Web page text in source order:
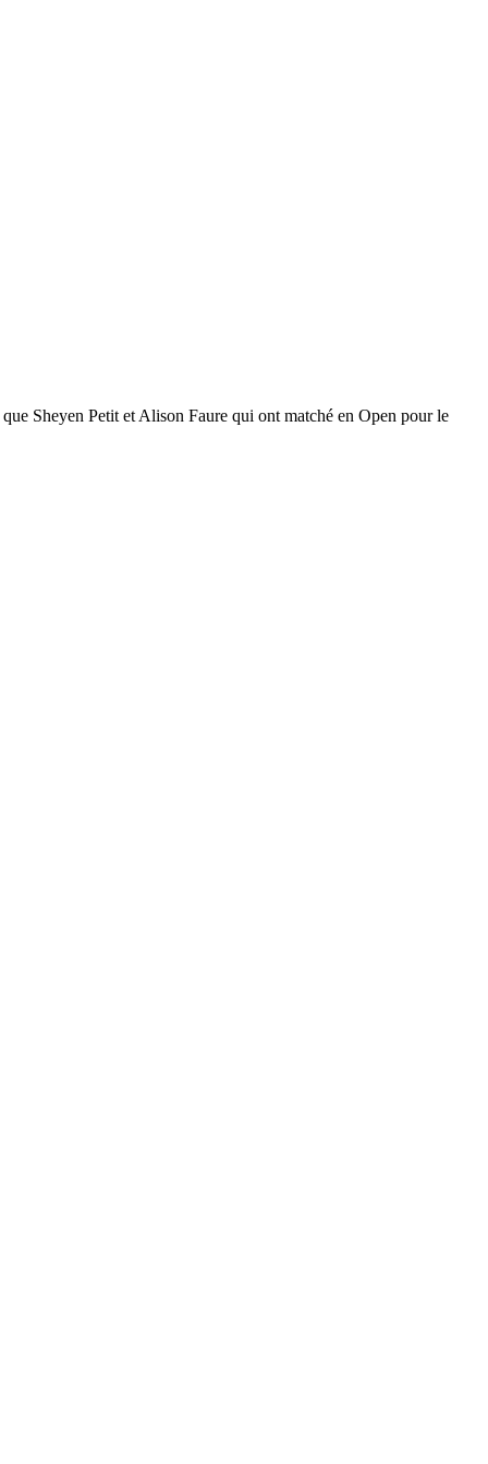
Sheyen Petit et Alison Faure qui ont matché en Open pour le